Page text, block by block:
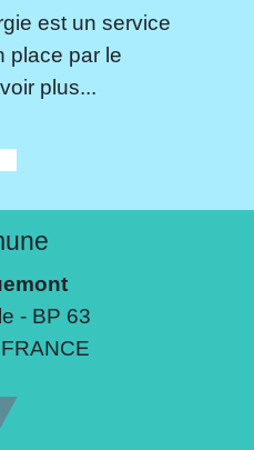
est un service
place par le
plus...
- BP 63